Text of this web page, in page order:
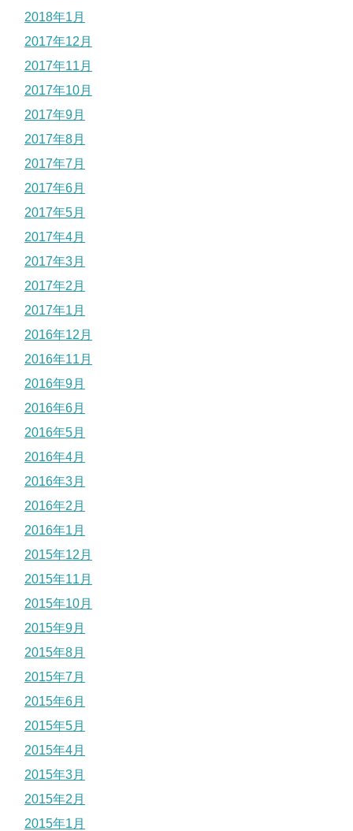
2018年1月
2017年12月
2017年11月
2017年10月
2017年9月
2017年8月
2017年7月
2017年6月
2017年5月
2017年4月
2017年3月
2017年2月
2017年1月
2016年12月
2016年11月
2016年9月
2016年6月
2016年5月
2016年4月
2016年3月
2016年2月
2016年1月
2015年12月
2015年11月
2015年10月
2015年9月
2015年8月
2015年7月
2015年6月
2015年5月
2015年4月
2015年3月
2015年2月
2015年1月